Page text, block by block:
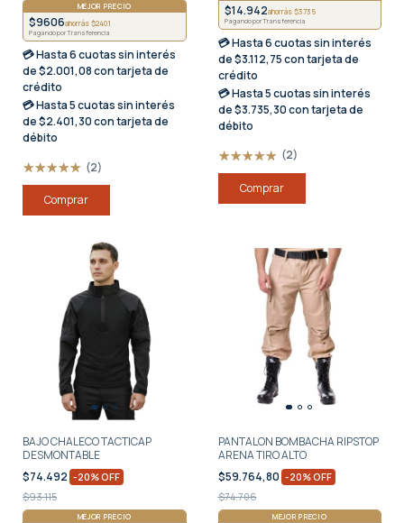
MEJOR PRECIO
$9606ahorrás $2401
Pagando por Transferencia
💳 Hasta6 cuotas sin interés
de $2.001,08 con tarjeta de
crédito
💳 Hasta5 cuotas sin interés
de $2.401,30 con tarjeta de
débito
(2)
Comprar
$14.942ahorrás $3735
Pagando por Transferencia
💳 Hasta6 cuotas sin interés
de $3.112,75 con tarjeta de
crédito
💳 Hasta5 cuotas sin interés
de $3.735,30 con tarjeta de
débito
(2)
Comprar
BAJO CHALECO TACTICAP
DESMONTABLE
$74.492 -20%OFF
$93.115
MEJOR PRECIO
PANTALON BOMBACHA RIPSTOP
ARENA TIRO ALTO
$59.764,80 -20%OFF
$74.706
MEJOR PRECIO